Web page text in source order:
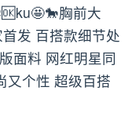
胸前大
发 百搭款细节处
面料 网红明星同
又个性 超级百搭